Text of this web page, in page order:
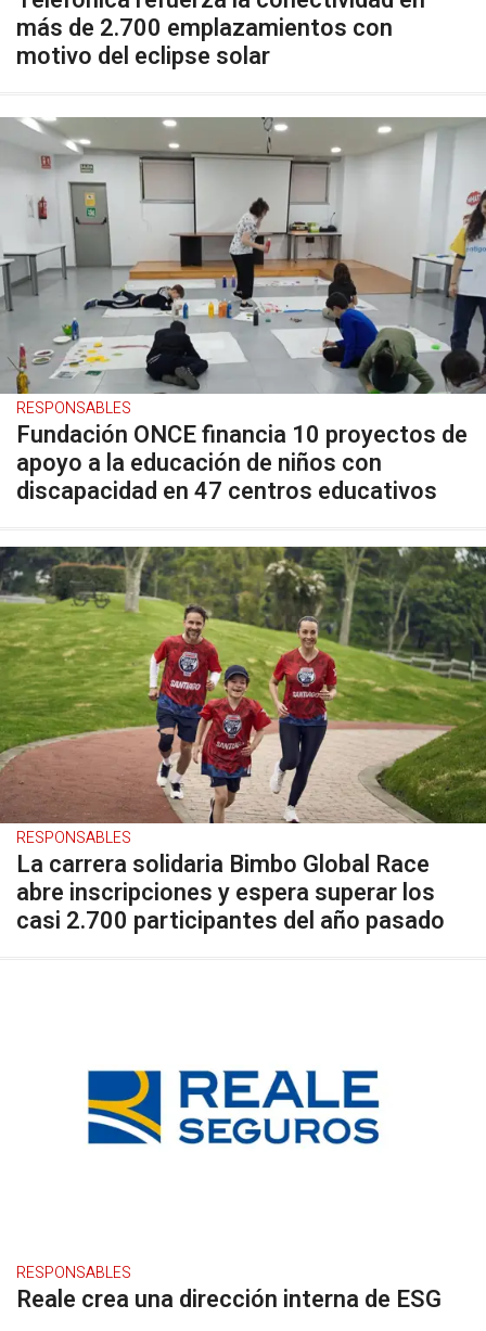
más de 2.700 emplazamientos con
motivo del eclipse solar
RESPONSABLES
Fundación ONCE financia 10 proyectos de
apoyo a la educación de niños con
discapacidad en 47 centros educativos
RESPONSABLES
La carrera solidaria Bimbo Global Race
abre inscripciones y espera superar los
casi 2.700 participantes del año pasado
RESPONSABLES
Reale crea una dirección interna de ESG